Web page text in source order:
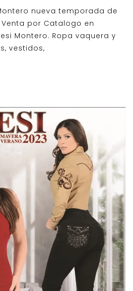
nueva temporada de
por Catalogo en
Montero. Ropa vaquera y
vestidos,